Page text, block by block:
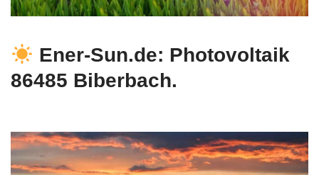
Ener-Sun.de: Photovoltaik
86485 Biberbach.